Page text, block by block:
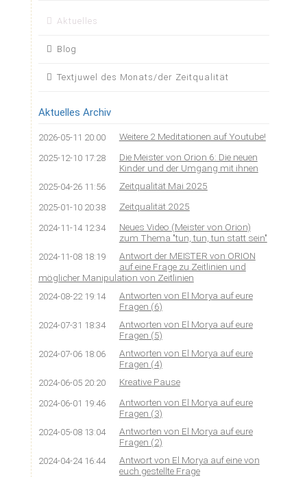
Navigation
Aktuelles
Blog
Textjuwel des Monats/der Zeitqualität
Aktuelles Archiv
2026-05-11 20:00 Weitere 2 Meditationen auf Youtube!
2025-12-10 17:28
Die Meister von Orion 6: Die neuen
Kinder und der Umgang mit ihnen
2025-04-26 11:56 Zeitqualität Mai 2025
2025-01-10 20:38 Zeitqualität 2025
2024-11-14 12:34
Neues Video (Meister von Orion)
zum Thema "tun, tun, tun statt sein"
2024-11-08 18:19
Antwort der MEISTER von ORION
auf eine Frage zu Zeitlinien und
möglicher Manipulation von Zeitlinien
2024-08-22 19:14
Antworten von El Morya auf eure
Fragen (6)
2024-07-31 18:34
Antworten von El Morya auf eure
Fragen (5)
2024-07-06 18:06
Antworten von El Morya auf eure
Fragen (4)
2024-06-05 20:20 Kreative Pause
2024-06-01 19:46
Antworten von El Morya auf eure
Fragen (3)
2024-05-08 13:04
Antworten von El Morya auf eure
Fragen (2)
2024-04-24 16:44
Antwort von El Morya auf eine von
euch gestellte Frage